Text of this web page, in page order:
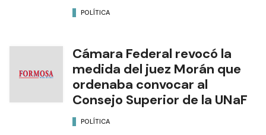
POLÍTICA
Cámara Federal revocó la
medida del juez Morán que
ordenaba convocar al
Consejo Superior de la UNaF
POLÍTICA